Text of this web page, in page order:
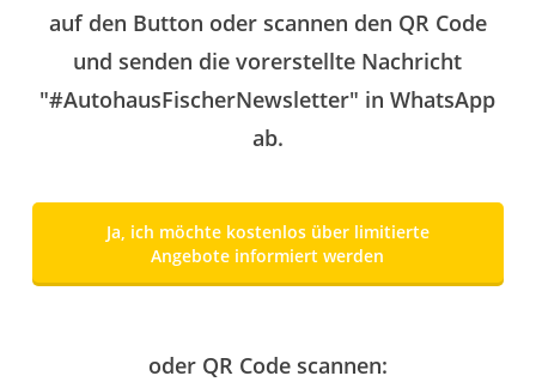
auf den Button oder scannen den QR Code
und senden die vorerstellte Nachricht
"#AutohausFischerNewsletter" in WhatsApp
ab.
Ja, ich möchte kostenlos über limitierte
Angebote informiert werden
oder QR Code scannen: